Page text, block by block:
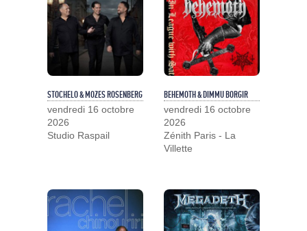
STOCHELO & MOZES ROSENBERG
vendredi 16 octobre
2026
Studio Raspail
BEHEMOTH & DIMMU BORGIR
vendredi 16 octobre
2026
Zénith Paris - La
Villette